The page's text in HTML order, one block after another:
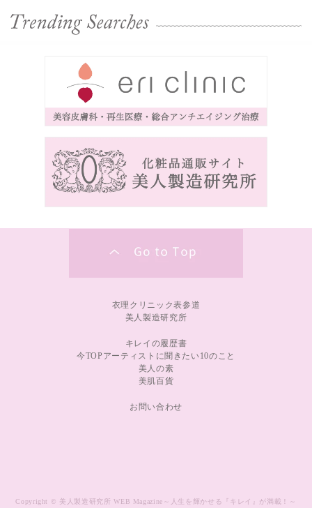
衣理クリニック表参道
美人製造研究所
キレイの履歴書
今TOPアーティストに聞きたい10のこと
美人の素
美肌百貨
お問い合わせ
Copyright © 美人製造研究所 WEB Magazine～人生を輝かせる『キレイ』が満載！～